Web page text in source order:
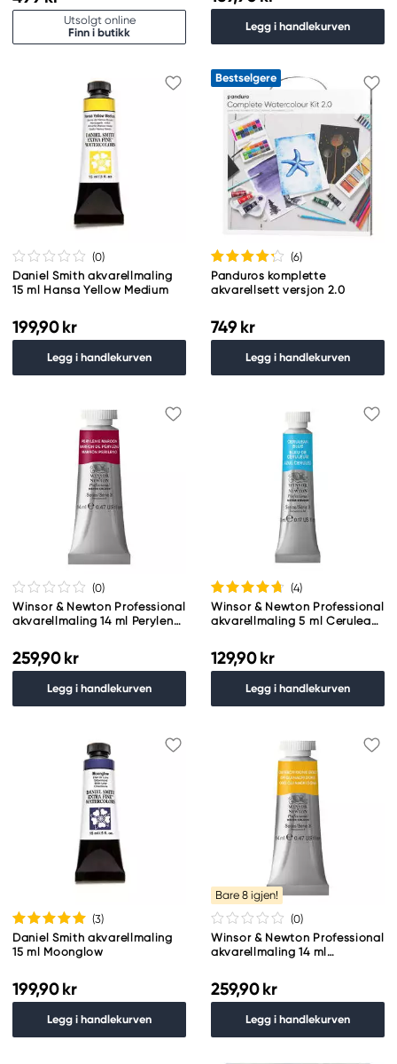
Utsolgt online
Finn i butikk
Legg i handlekurven
(0)
Daniel Smith akvarellmaling
15 ml Hansa Yellow Medium
199,90 kr
Legg i handlekurven
Bestselgere
(6)
Panduros komplette
akvarellsett versjon 2.0
749 kr
Legg i handlekurven
(0)
Winsor & Newton Professional
akvarellmaling 14 ml Perylene
259,90 kr
Legg i handlekurven
(4)
Winsor & Newton Professional
akvarellmaling 5 ml Cerulean
129,90 kr
Legg i handlekurven
(3)
Daniel Smith akvarellmaling
15 ml Moonglow
199,90 kr
Legg i handlekurven
Bare 8 igjen!
(0)
Winsor & Newton Professional
akvarellmaling 14 ml
259,90 kr
Legg i handlekurven